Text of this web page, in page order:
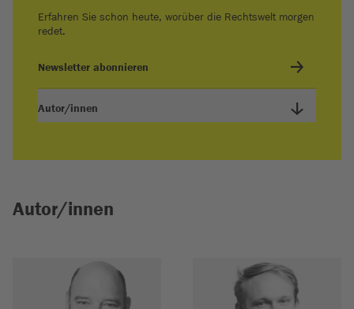
Erfahren Sie schon heute, worüber die Rechtswelt morgen
redet.
Newsletter abonnieren
Autor/innen
Autor/innen